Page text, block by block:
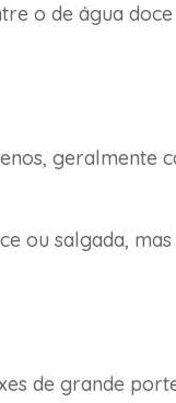
o de água
geralmente
ou salgada,
de grande